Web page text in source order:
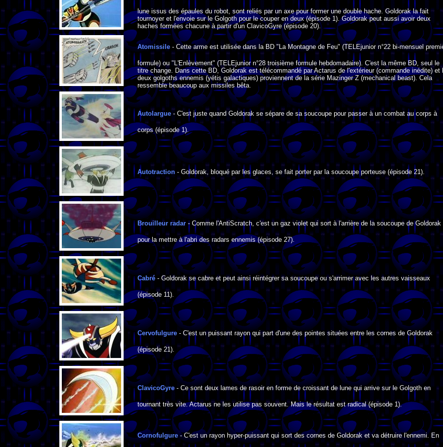
lune issus des épaules du robot, sont reliés par un axe pour former une double hache. Goldorak la fait
tournoyer et l'envoie sur le Golgoth pour le couper en deux (épisode 1). Goldorak peut aussi avoir deux
haches formées chacune à partir d'un ClavicoGyre (épisode 20).
Atomissile - Cette arme est utilisée dans la BD "La Montagne de Feu" (TELEjunior n°22 bi-mensuel
formule) ou "L'Enlèvement" (TELEjunior n°28 troisième formule hebdomadaire). C'est la même BD, seul le
titre change. Dans cette BD, Goldorak est télécommandé par Actarus de l'extérieur (commande inédite) et
deux golgoths ennemis (yétis galactiques) proviennent de la série Mazinger Z (mechanical beast). Cela
ressemble beaucoup aux missiles bêta.
Autolargue - C'est juste quand Goldorak se sépare de sa soucoupe pour passer à un combat au corps à
corps (épisode 1).
Autotraction - Goldorak, bloqué par les glaces, se fait porter par la soucoupe porteuse (épisode 21).
Brouilleur radar - Comme l'AntiScratch, c'est un gaz violet qui sort à l'arrière de la soucoupe de Goldorak
pour la mettre à l'abri des radars ennemis (épisode 27).
Cabré - Goldorak se cabre et peut ainsi réintégrer sa soucoupe ou s'arrimer avec les autres vaisseaux
(épisode 11).
Cervofulgure - C'est un puissant rayon qui part d'une des pointes situées entre les cornes de Goldorak
(épisode 21).
ClavicoGyre- Ce sont deux lames de rasoir en forme de croissant de lune qui arrive sur le Golgoth en
tournant très vite. Actarus ne les utilise pas souvent. Mais le résultat est radical (épisode 1).
Cornofulgure- C'est un rayon hyper-puissant qui sort des cornes de Goldorak et va détruire l'ennemi. En